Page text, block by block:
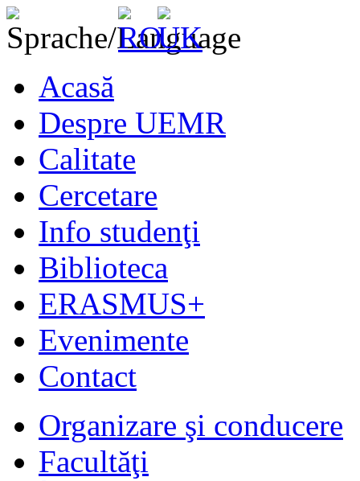
Acasă
Despre UEMR
Calitate
Cercetare
Info studenţi
Biblioteca
ERASMUS+
Evenimente
Contact
Organizare şi conducere
Facultăţi